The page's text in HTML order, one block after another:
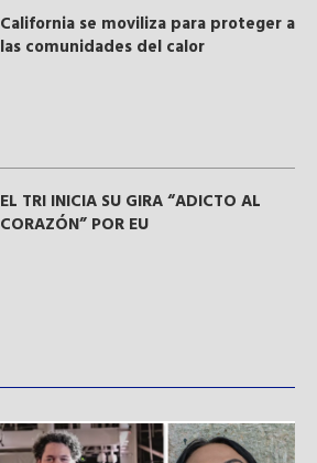
California se moviliza para proteger a
las comunidades del calor
EL TRI INICIA SU GIRA “ADICTO AL
CORAZÓN” POR EU